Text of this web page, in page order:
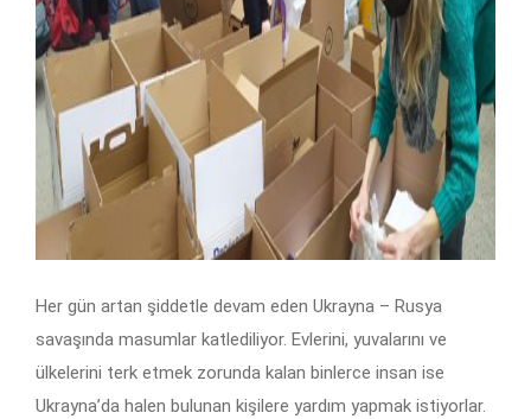
Her gün artan şiddetle devam eden Ukrayna – Rusya
savaşında masumlar katlediliyor. Evlerini, yuvalarını ve
ülkelerini terk etmek zorunda kalan binlerce insan ise
Ukrayna’da halen bulunan kişilere yardım yapmak istiyorlar.